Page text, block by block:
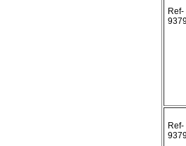
Ref-
Ref-